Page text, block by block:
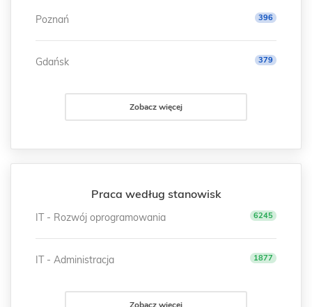
Poznań 396
Gdańsk 379
Zobacz więcej
Praca według stanowisk
IT - Rozwój oprogramowania 6245
IT - Administracja 1877
Zobacz więcej